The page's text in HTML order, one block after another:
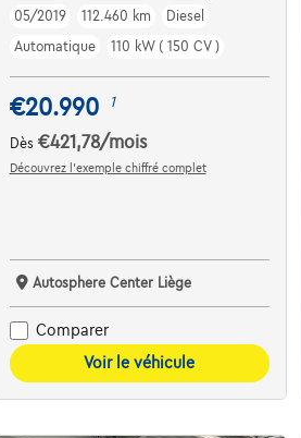
05/2019
112.460 km
Diesel
Automatique
110 kW ( 150 CV )
€20.990 1
Dès €421,78/mois
Découvrez l’exemple chiffré complet
Autosphere Center Liège
Comparer
Voir le véhicule